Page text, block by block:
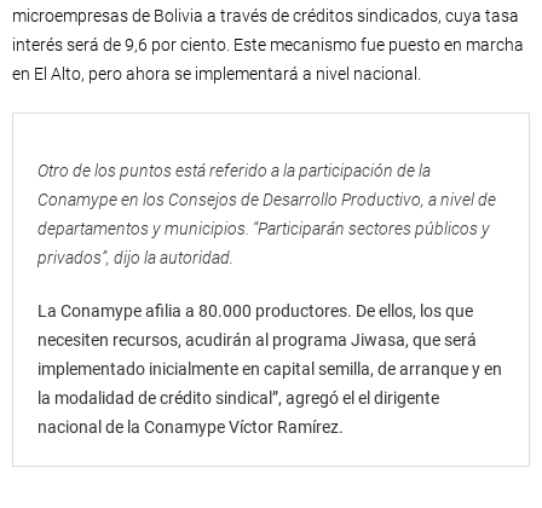
microempresas de Bolivia a través de créditos sindicados, cuya tasa
interés será de 9,6 por ciento. Este mecanismo fue puesto en marcha
en El Alto, pero ahora se implementará a nivel nacional.
Otro de los puntos está referido a la participación de la
Conamype en los Consejos de Desarrollo Productivo, a nivel de
departamentos y municipios. “Participarán sectores públicos y
privados”, dijo la autoridad.
La Conamype afilia a 80.000 productores. De ellos, los que
necesiten recursos, acudirán al programa Jiwasa, que será
implementado inicialmente en capital semilla, de arranque y en
la modalidad de crédito sindical”, agregó el el dirigente
nacional de la Conamype Víctor Ramírez.